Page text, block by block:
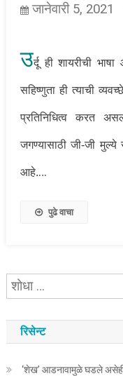
जानेवारी 5, 2021
उर्दू ही शायरीची
सहिष्णुता ही त्याची
प्रतिनिधित्व करत
जगण्यासाठी जी-जी
आहे.…
पुढे वाचा
रिसेन्ट
‘शेख’ आडनावामुळे घडले असेही